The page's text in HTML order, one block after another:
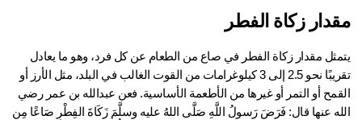
زكاة الفطر
يتمثل مقدار زكاة الفطر في صاع من الطعام عن كل فرد، وهو ما يعادل
تقريبًا نحو 2.5 إلى 3 كيلوغرامات من القوت الغالب في البلد، مثل الأرز أو
القمح أو التمر أو غيرها من الأطعمة الأساسية. فعن عبدالله بن عمر رضي
الله عنها قال: فَرَضَ رَسولُ اللَّهِ صَلَّى اللهُ عليه وسلَّمَ زَكَاةَ الفِطْرِ صَاعًا مِن